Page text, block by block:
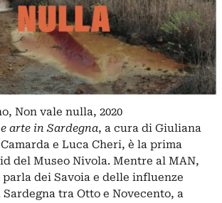
Non vale nulla, 2020
arte in Sardegna, a cura di Giuliana
e Luca Cheri, è la prima
del Museo Nivola. Mentre al MAN,
dei Savoia e delle influenze
tra Otto e Novecento, a